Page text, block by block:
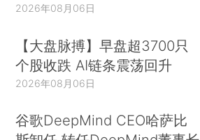
2026年08月06日
【大盘脉搏】早盘超3700只
个股收跌 AI链条震荡回升
2026年08月06日
谷歌DeepMind CEO哈萨比